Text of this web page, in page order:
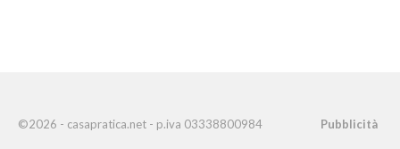
©2026 - casapratica.net - p.iva 03338800984 Pubblicità